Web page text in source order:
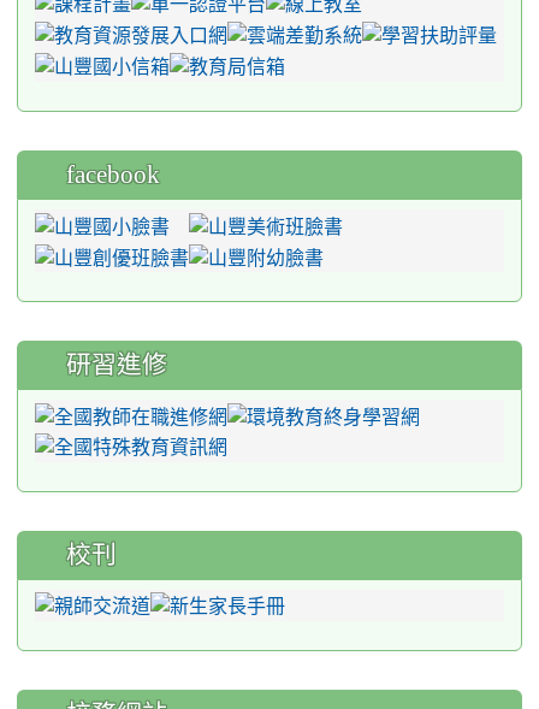
facebook
研習進修
校刊